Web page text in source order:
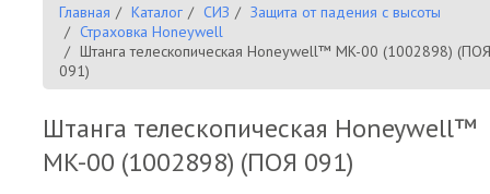
Главная Каталог СИЗ
Защита от падения с высоты
Страховка Honeywell
Штанга телескопическая Нoneywell™ MK-00 (1002898) (ПОЯ
091)
Штанга телескопическая Нoneywell™
MK-00 (1002898) (ПОЯ 091)